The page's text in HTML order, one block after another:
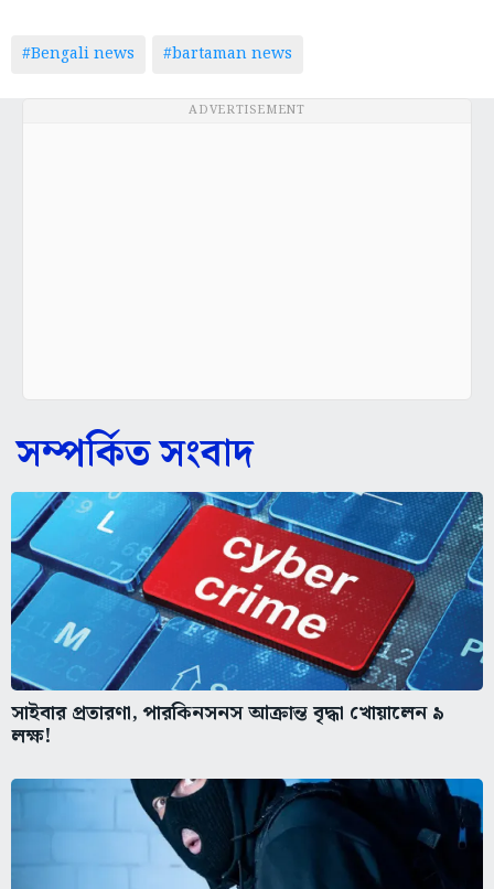
#Bengali news #bartaman news
ADVERTISEMENT
সম্পর্কিত সংবাদ
সাইবার প্রতারণা, পারকিনসনস আক্রান্ত বৃদ্ধা খোয়ালেন ৯
লক্ষ!